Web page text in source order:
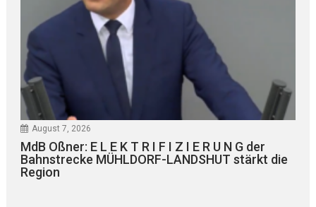
August 7, 2026
MdB Oßner: E L E K T R I F I Z I E R U N G der
Bahnstrecke MÜHLDORF-LANDSHUT stärkt die
Region